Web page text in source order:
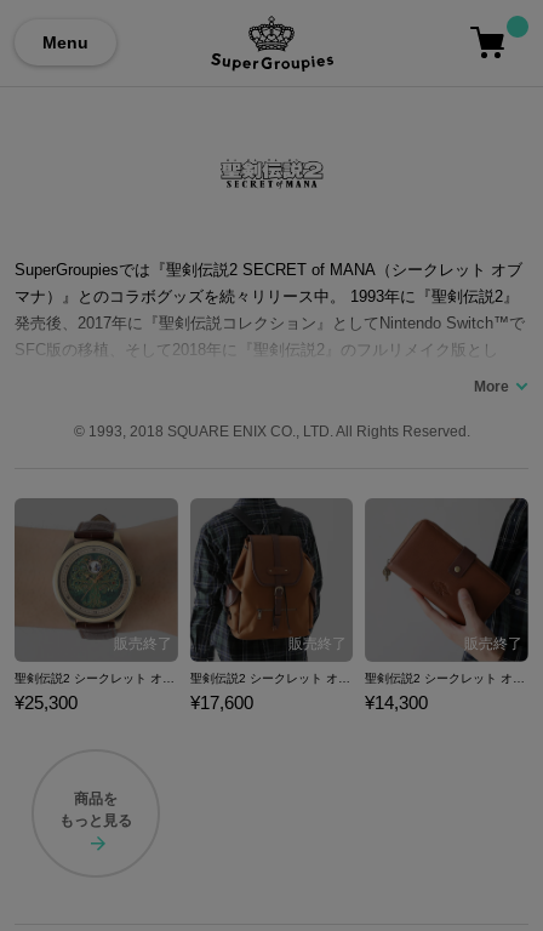
Menu
SuperGroupiesでは『聖剣伝説2 SECRET of MANA（シークレット オブ
マナ）』とのコラボグッズを続々リリース中。 1993年に『聖剣伝説2』
発売後、2017年に『聖剣伝説コレクション』としてNintendo Switch™で
SFC版の移植、そして2018年に『聖剣伝説2』のフルリメイク版とし
て、『聖剣伝説2 SECRET of MANA』がSteam（PC）/PS4®などで発売
イとともに、暴走したマナの力を封印するために世界中を冒険するとい
アイテムをご紹介いたします。
© 1993, 2018 SQUARE ENIX CO., LTD. All Rights Reserved.
¥25,300 ¥17,600 ¥14,300
商品を
もっと見る